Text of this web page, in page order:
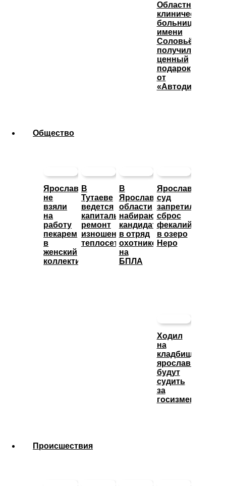
Областная
клиническая
больница
имени
Соловьёва
получила
ценный
подарок
от
«Автодизеля»
Общество
Ярославца
не
взяли
на
работу
пекарем
в
женский
коллектив
В
Тутаеве
ведется
капитальный
ремонт
изношенных
теплосетей
В
Ярославской
области
набирают
кандидатов
в отряд
охотников
на
БПЛА
Ярославский
суд
запретил
сброс
фекалий
в озеро
Неро
Ходил
на
кладбище:
ярославца
будут
судить
за
госизмену
Происшествия